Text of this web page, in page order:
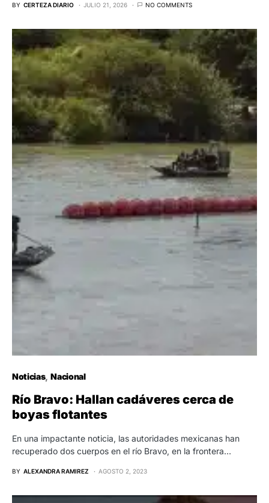
BY CERTEZA DIARIO JULIO 21, 2026 NO COMMENTS
Noticias Nacional
Río Bravo: Hallan cadáveres cerca de
boyas flotantes
En una impactante noticia, las autoridades mexicanas han
recuperado dos cuerpos en el río Bravo, en la frontera…
BY ALEXANDRA RAMIREZ AGOSTO 2, 2023